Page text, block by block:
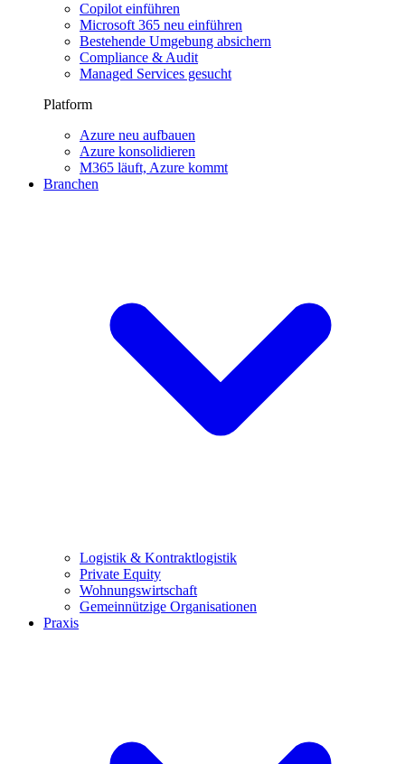
Copilot einführen
Microsoft 365 neu einführen
Bestehende Umgebung absichern
Compliance & Audit
Managed Services gesucht
Platform
Azure neu aufbauen
Azure konsolidieren
M365 läuft, Azure kommt
Branchen
Logistik & Kontraktlogistik
Private Equity
Wohnungswirtschaft
Gemeinnützige Organisationen
Praxis